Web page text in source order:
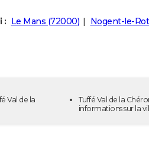
: Le Mans (72000) Nogent-le-
Val de la
Tuffé Val de la
informations sur la